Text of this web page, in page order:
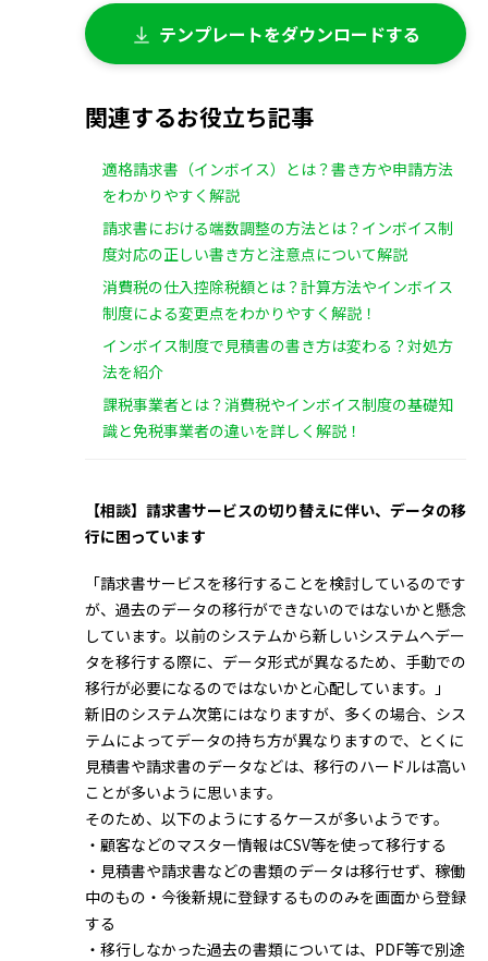
テンプレートをダウンロードする
関連するお役立ち記事
適格請求書（インボイス）とは？書き方や申請方法
をわかりやすく解説
請求書における端数調整の方法とは？インボイス制
度対応の正しい書き方と注意点について解説
消費税の仕入控除税額とは？計算方法やインボイス
制度による変更点をわかりやすく解説！
インボイス制度で見積書の書き方は変わる？対処方
法を紹介
課税事業者とは？消費税やインボイス制度の基礎知
識と免税事業者の違いを詳しく解説！
【相談】請求書サービスの切り替えに伴い、データの移
行に困っています
「請求書サービスを移行することを検討しているのです
が、過去のデータの移行ができないのではないかと懸念
しています。以前のシステムから新しいシステムへデー
タを移行する際に、データ形式が異なるため、手動での
移行が必要になるのではないかと心配しています。」
新旧のシステム次第にはなりますが、多くの場合、シス
テムによってデータの持ち方が異なりますので、とくに
見積書や請求書のデータなどは、移行のハードルは高い
ことが多いように思います。
そのため、以下のようにするケースが多いようです。
・顧客などのマスター情報はCSV等を使って移行する
・見積書や請求書などの書類のデータは移行せず、稼働
中のもの・今後新規に登録するもののみを画面から登録
する
・移行しなかった過去の書類については、PDF等で別途